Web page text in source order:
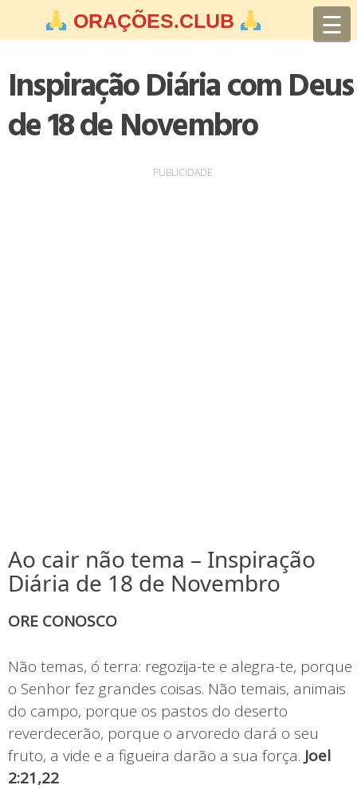
ORAÇÕES.CLUB ☰
Inspiração Diária com Deus
de 18 de Novembro
PUBLICIDADE
Ao cair não tema – Inspiração
Diária de 18 de Novembro
ORE CONOSCO
Não temas, ó terra: regozija-te e alegra-te, porque
o Senhor fez grandes coisas. Não temais, animais
do campo, porque os pastos do deserto
reverdecerão, porque o arvoredo dará o seu
fruto, a vide e a figueira darão a sua força. Joel
2:21,22